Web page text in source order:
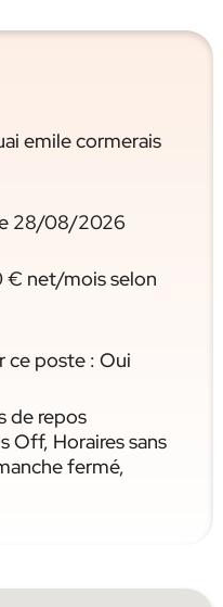
emile cormerais
28/08/2026
€ net/mois selon
ce poste : Oui
de repos
Off, Horaires sans
fermé,